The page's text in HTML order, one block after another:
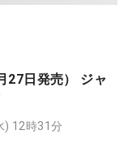
27日発売） ジャ
) 12時31分